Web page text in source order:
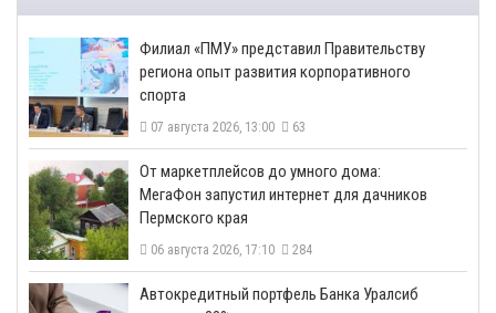
​Филиал «ПМУ» представил Правительству
региона опыт развития корпоративного
спорта
07 августа 2026, 13:00 63
От маркетплейсов до умного дома:
МегаФон запустил интернет для дачников
Пермского края
06 августа 2026, 17:10 284
​Автокредитный портфель Банка Уралсиб